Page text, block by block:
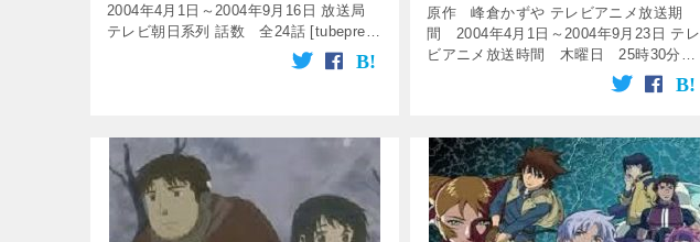
2004年4月1日～2004年9月16日 放送局
テレビ朝日系列 話数 全24話 [tubepress
output=”searchInput”] [tube […]
原作 峰倉かずや テレビアニメ放送期
間 2004年4月1日～2004年9月23日 テレ
ビアニメ放送時間 木曜日 25時30分～
26時00分 放送局 テレビ東京系列 話
数 全26話 [tubepress output=&# […]